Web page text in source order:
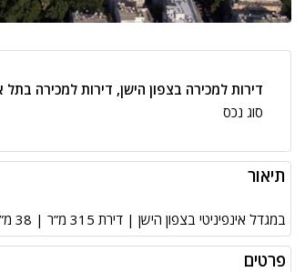
דירות למכירה בצפון הישן, דירות למכירה
סוג נכס
תיאור
במגדל אינפיניטי בצפון הישן | דירת 315 מ”ר | 38 מ”ר מרפסות | מעלית | חניה | כיוונים: צפון, מערב
פרטים